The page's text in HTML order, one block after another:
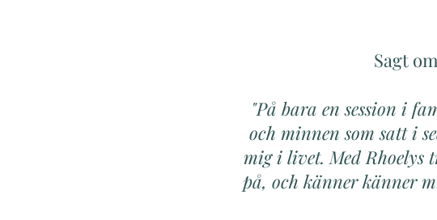
Sagt
"På bara en session i
och minnen som satt i
mig i livet. Med Rhoelys
på, och känner känner